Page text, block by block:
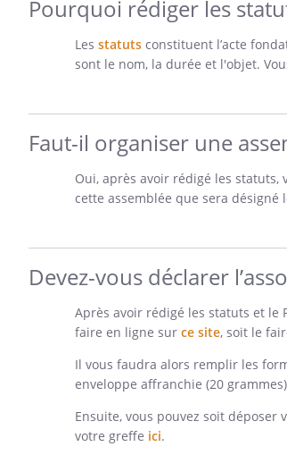
Pourquoi rédiger les
Les statuts constituent l’acte
sont le nom, la durée et l'objet.
Faut-il organiser une
Oui, après avoir rédigé les statuts,
cette assemblée que sera désigné
Devez-vous déclarer
Après avoir rédigé les statuts et le
faire en ligne sur ce site, soit le
Il vous faudra alors remplir les
enveloppe affranchie (20
Ensuite, vous pouvez soit déposer
votre greffe ici.